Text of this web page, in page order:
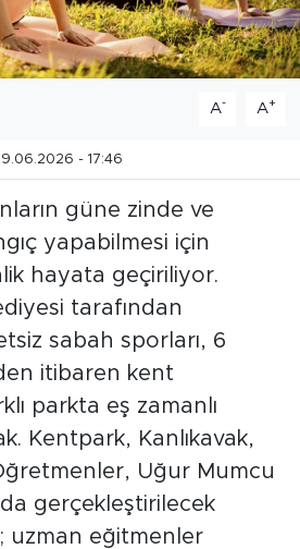
A- A+
- 17:46
güne zinde ve
yapabilmesi için
hayata geçiriliyor.
tarafından
sabah sporları, 6
itibaren kent
parkta eş zamanlı
Kentpark, Kanlıkavak,
Uğur Mumcu
gerçekleştirilecek
uzman eğitmenler